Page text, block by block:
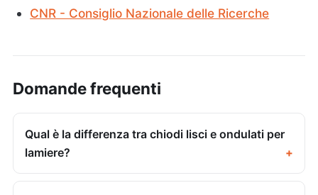
CNR - Consiglio Nazionale delle Ricerche
Domande frequenti
Qual è la differenza tra chiodi lisci e ondulati per
lamiere?